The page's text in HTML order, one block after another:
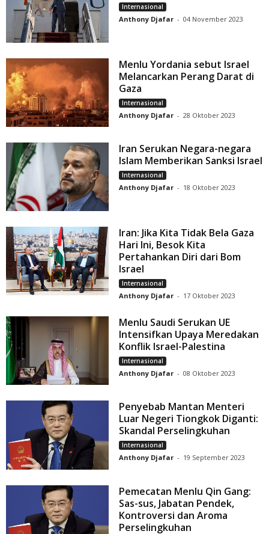
Internasional
Anthony Djafar - 04 November 2023
Menlu Yordania sebut Israel
Melancarkan Perang Darat di
Gaza
Internasional
Anthony Djafar - 28 Oktober 2023
Iran Serukan Negara-negara
Islam Memberikan Sanksi Israel
Internasional
Anthony Djafar - 18 Oktober 2023
Iran: Jika Kita Tidak Bela Gaza
Hari Ini, Besok Kita
Pertahankan Diri dari Bom
Israel
Internasional
Anthony Djafar - 17 Oktober 2023
Menlu Saudi Serukan UE
Intensifkan Upaya Meredakan
Konflik Israel-Palestina
Internasional
Anthony Djafar - 08 Oktober 2023
Penyebab Mantan Menteri
Luar Negeri Tiongkok Diganti:
Skandal Perselingkuhan
Internasional
Anthony Djafar - 19 September 2023
Pemecatan Menlu Qin Gang:
Sas-sus, Jabatan Pendek,
Kontroversi dan Aroma
Perselingkuhan